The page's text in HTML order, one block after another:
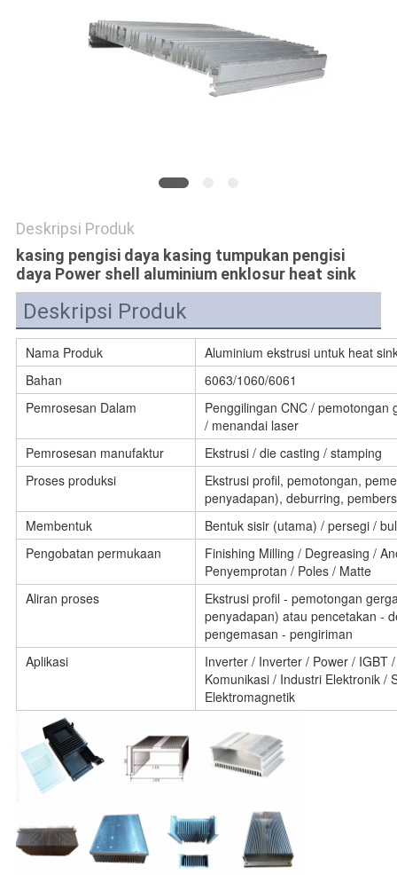
Deskripsi Produk
kasing pengisi daya kasing tumpukan pengisi
daya Power shell aluminium enklosur heat sink
Deskripsi Produk
Nama Produk
Aluminium ekstrusi untuk heat
Bahan
6063/1060/6061
Pemrosesan Dalam
Penggilingan CNC /
/ menandai laser
Pemrosesan manufaktur
Ekstrusi / die casting / stamping
Proses produksi
Ekstrusi profil, pemotongan,
penyadapan), deburring,
Membentuk
Bentuk sisir (utama) / persegi /
Pengobatan permukaan
Finishing Milling / Degreasing /
Penyemprotan / Poles / Matte
Aliran proses
Ekstrusi profil - pemotongan
penyadapan) atau pencetakan -
pengemasan - pengiriman
Aplikasi
Inverter / Inverter / Power / IGBT
Komunikasi / Industri Elektronik /
Elektromagnetik